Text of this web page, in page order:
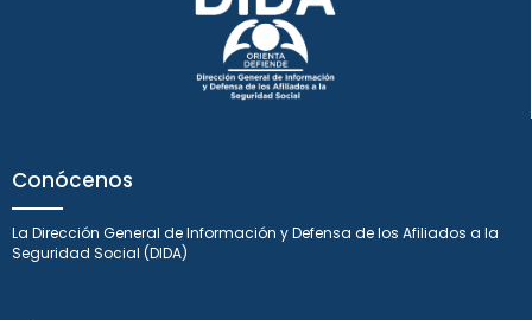
Conócenos
La Dirección General de Información y Defensa de los Afiliados a la
Seguridad Social (DIDA)